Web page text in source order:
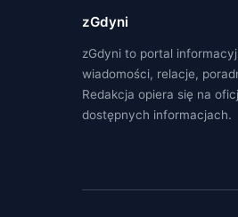
zGdyni
zGdyni to portal
wiadomości, relacje,
Redakcja opiera się na
dostępnych informacjach.